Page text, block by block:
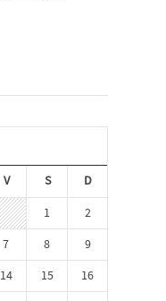
V S
D
1
2
7 8
9
14 15
16